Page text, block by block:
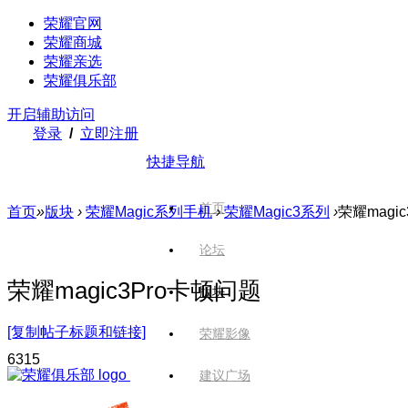
荣耀官网
荣耀商城
荣耀亲选
荣耀俱乐部
开启辅助访问
登录 / 立即注册
快捷导航
首页
论坛
版块
荣耀影像
建议广场
首页»版块 › 荣耀Magic系列手机 › 荣耀Magic3系列 ›荣耀
荣耀magic3Pro卡顿问题
[复制帖子标题和链接]
6315